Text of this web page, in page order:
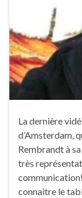
La dernière
d’Amsterdam,
Rembrandt à
très
connaitre le